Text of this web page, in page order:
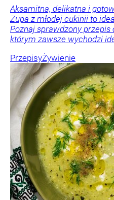
Aksamitna, delikatna i
Zupa z młodej cukinii to
Poznaj sprawdzony
którym zawsze wychodzi
PrzepisyŻywienie